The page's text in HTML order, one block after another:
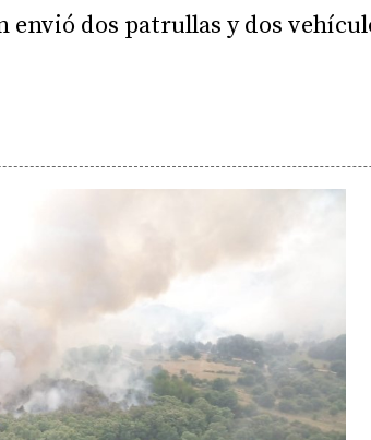
dos patrullas y dos